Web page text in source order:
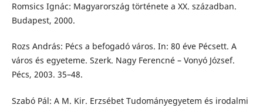
Romsics Ignác: Magyarország története a XX. században.
Budapest, 2000.
Rozs András: Pécs a befogadó város. In: 80 éve Pécsett. A
város és egyeteme. Szerk. Nagy Ferencné – Vonyó József.
Pécs, 2003. 35–48.
Szabó Pál: A M. Kir. Erzsébet Tudományegyetem és irodalmi